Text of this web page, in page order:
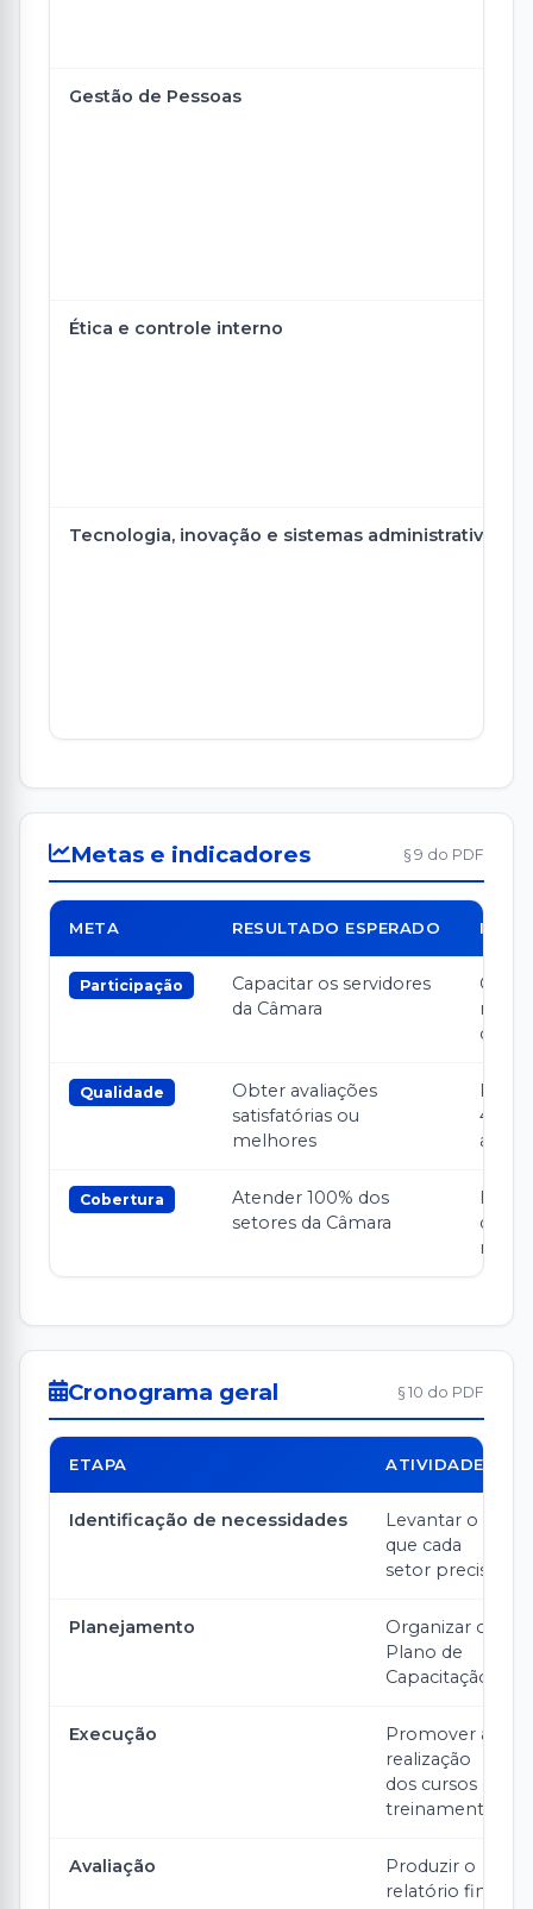
Gestão de Pessoas
Ética e controle interno
Tecnologia, inovação e sistemas administrativos
Metas e indicadores § 9 do PDF
META RESULTADO ESPERADO
Participação
Capacitar os servidores
da Câmara
Qualidade
Obter avaliações
satisfatórias ou
melhores
4 de
Cobertura
Atender 100% dos
setores da Câmara
dos 3
nas
Cronograma geral § 10 do PDF
ETAPA ATIVIDADE
Identificação de necessidades
Levantar o
que cada
setor precisa
Planejamento
Organizar o
Plano de
Capacitação
Execução
Promover a
realização
dos cursos e
treinamentos
Avaliação
Produzir o
relatório final